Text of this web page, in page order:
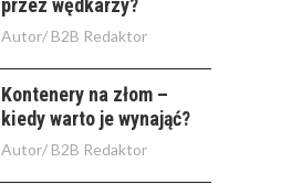
przez wędkarzy?
Autor/ B2B Redaktor
Kontenery na złom –
kiedy warto je wynająć?
Autor/ B2B Redaktor